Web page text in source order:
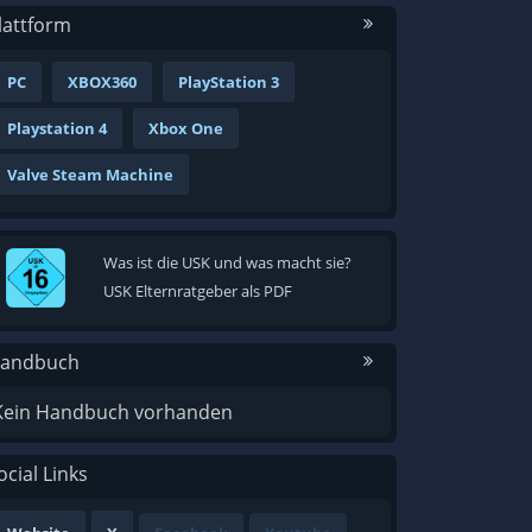
PC XBOX360 PlayStation 3
Playstation 4 Xbox One
Valve Steam Machine
Was ist die USK und was macht sie?
USK Elternratgeber als PDF
Handbuch vorhanden
Links